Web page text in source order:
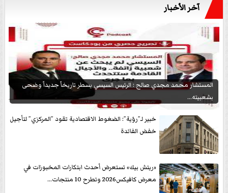
آخر الأخبار
المستشار محمد مجدي صالح : الرئيس السيسي يسطر تاريخاً جديداً وضحى
بشعبيته...
خبير لـ”رؤية”: الضغوط الاقتصادية تقود ”المركزي” لتأجيل
خفض الفائدة
«ريتش بيك» تستعرض أحدث ابتكارات المخبوزات في
معرض كافيكس2026 وتطرح 10 منتجات...